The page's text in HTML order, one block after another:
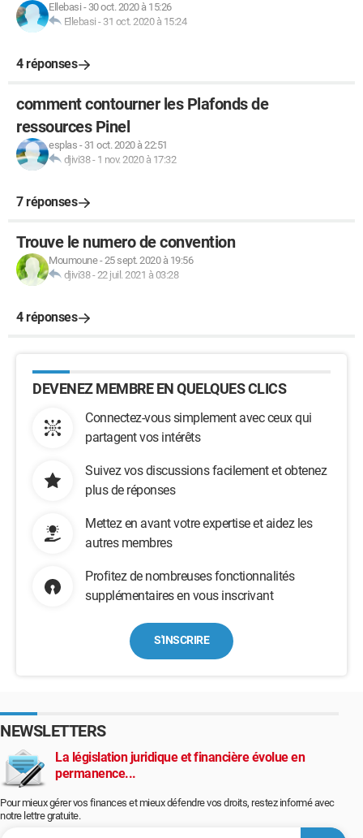
Ellebasi - 30 oct. 2020 à 15:26
Ellebasi - 31 oct. 2020 à 15:24
4 réponses
comment contourner les Plafonds de
ressources Pinel
esplas - 31 oct. 2020 à 22:51
djivi38- 1 nov. 2020 à 17:32
7 réponses
Trouve le numero de convention
Moumoune-25 sept. 2020 à 19:56
djivi38-22 juil. 2021 à 03:28
4 réponses
DEVENEZ MEMBRE EN QUELQUES CLICS
Connectez-vous simplement avec ceux qui
partagent vos intérêts
Suivez vos discussions facilement et obtenez
plus de réponses
Mettez en avant votre expertise et aidez les
autres membres
Profitez de nombreuses fonctionnalités
supplémentaires en vous inscrivant
S'INSCRIRE
NEWSLETTERS
La législation juridique et financière évolue en
permanence...
Pour mieux gérer vos finances et mieux défendre vos droits, restez informé avec
notre lettre gratuite.